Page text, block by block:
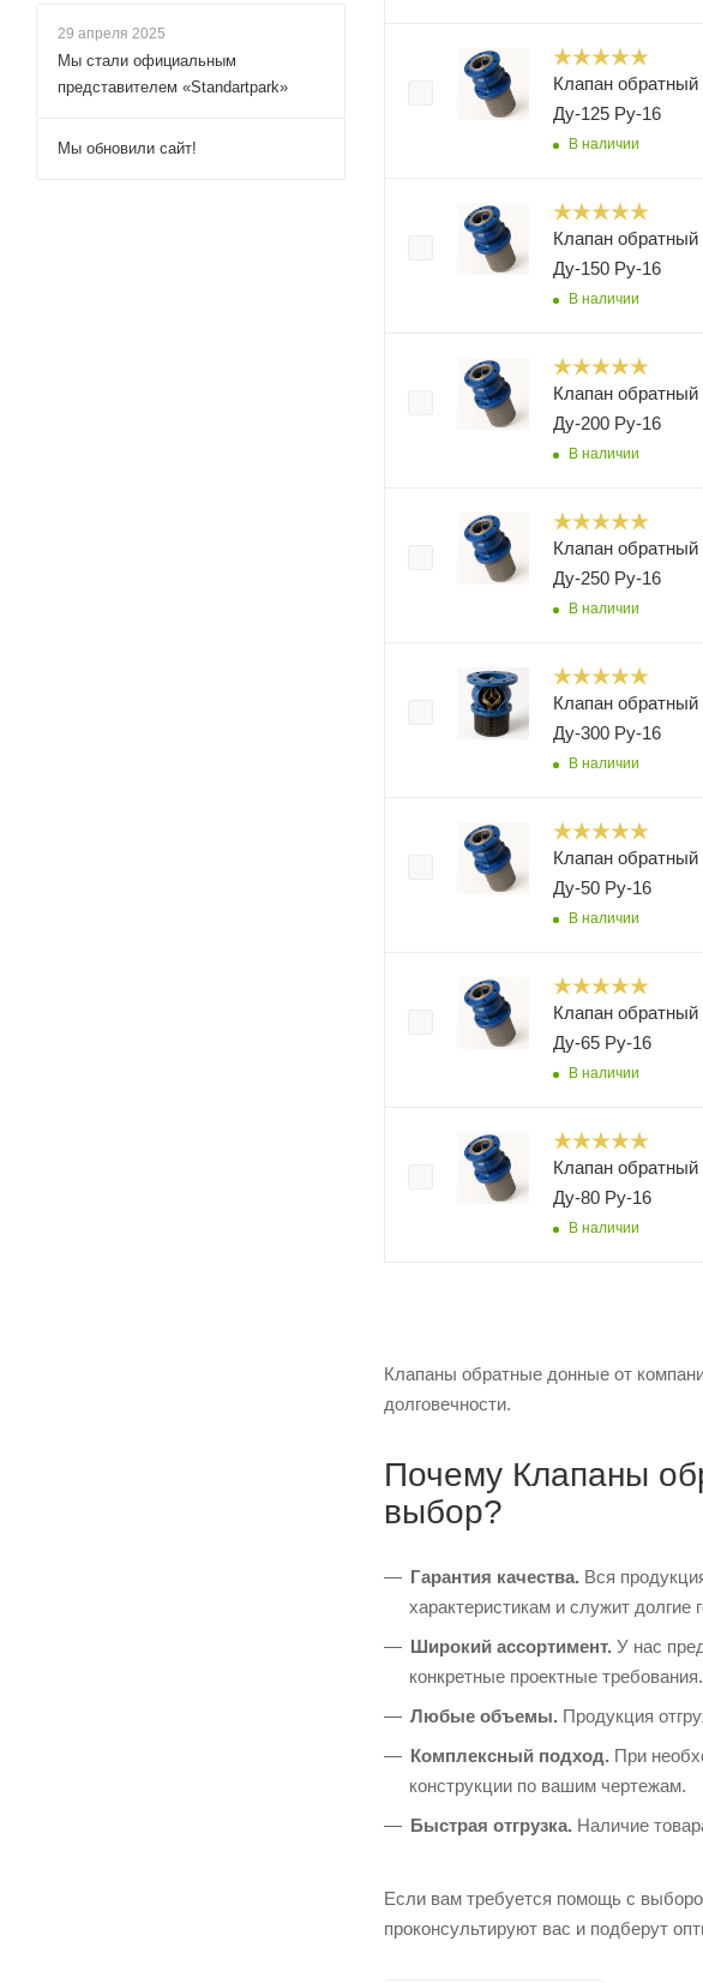
Клапан
Ду-125 Ру-16
В наличии
Клапан
Ду-150 Ру-16
В наличии
Клапан
Ду-200 Ру-16
В наличии
Клапан
Ду-250 Ру-16
В наличии
Клапан
Ду-300 Ру-16
В наличии
Клапан
Ду-50 Ру-16
В наличии
Клапан
Ду-65 Ру-16
В наличии
Клапан
Ду-80 Ру-16
В наличии
Клапаны обратные донные от
долговечности.
Почему Клапаны
выбор?
Гарантия качества. Вся
характеристикам и служит долгие
Широкий ассортимент. У нас
конкретные проектные требования.
Любые объемы. Продукция
Комплексный подход. При
конструкции по вашим чертежам.
Быстрая отгрузка. Наличие
Если вам требуется помощь с
проконсультируют вас и подберут
29 апреля 2025
Мы стали официальным
представителем «Standartpark»
Мы обновили сайт!